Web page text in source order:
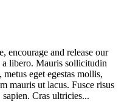
encourage and release our
libero. Mauris sollicitudin
eget egestas mollis,
mauris ut lacus. Fusce risus
Cras ultricies...